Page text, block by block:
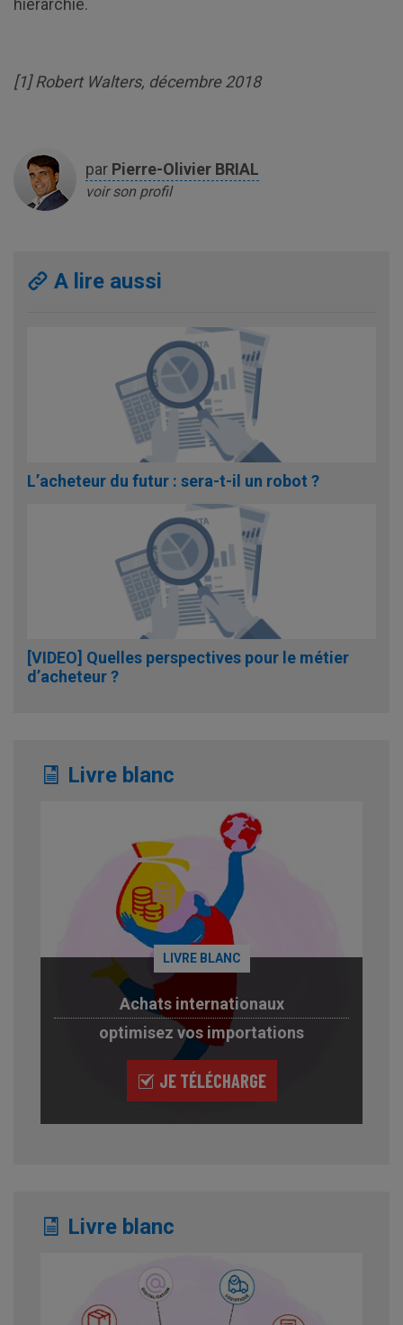
hiérarchie.
[1] Robert Walters, décembre 2018
par Pierre-Olivier BRIAL
voir son profil
A lire aussi
L’acheteur du futur : sera-t-il un robot ?
[VIDEO] Quelles perspectives pour le métier
d’acheteur ?
Livre blanc
LIVRE BLANC
Achats internationaux
optimisez vos importations
JE TÉLÉCHARGE
Livre blanc